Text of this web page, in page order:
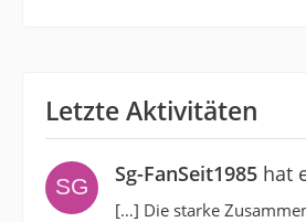
Letzte Aktivitäten
Sg-FanSeit1985 hat
[…] Die starke